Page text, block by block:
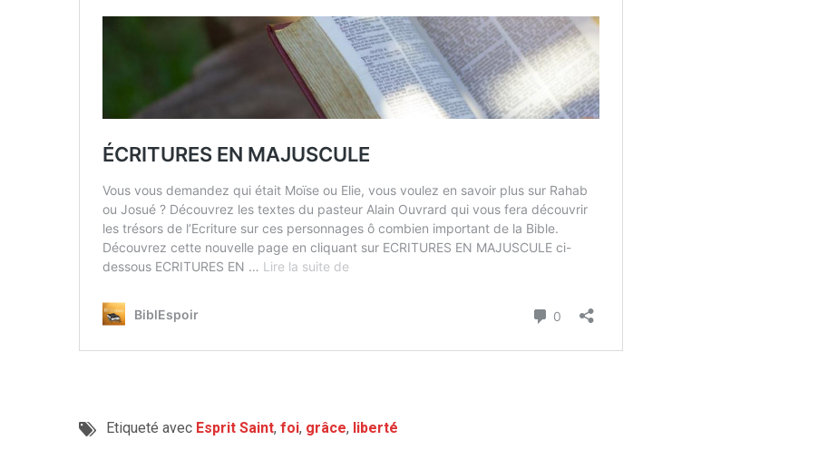
Etiqueté avec Esprit Saint, foi, grâce, liberté